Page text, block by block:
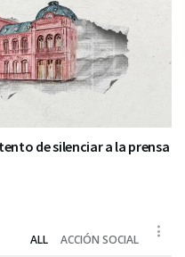
de silenciar a la prensa
ALL ACCIÓN SOCIAL